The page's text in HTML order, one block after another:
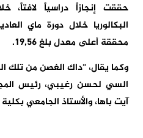
حققت إنجازاً دراسياً لافتاً،
محققة أعلى معدل بلغ 19,56.
وكما يقال، “داك الغصن من تلك
السي لحسن رغيبي، رئيس
آيت باها، والأستاذ الجامعي